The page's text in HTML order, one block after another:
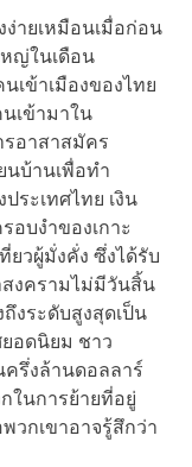
ง่ายเหมือนเมื่อก่อน
หญ่ในเดือน
เข้าเมืองของไทย
เข้ามาใน
รอาสาสมัคร
นบ้านเพื่อทำ
ระเทศไทย เงิน
บงำของเกาะ
ยวผู้มั่งคั่ง ซึ่งได้รับ
งครามไม่มีวันสิ้น
งระดับสูงสุดเป็น
อดนิยม ชาว
ครึ่งล้านดอลลาร์
ในการย้ายที่อยู่
วกเขาอาจรู้สึกว่า